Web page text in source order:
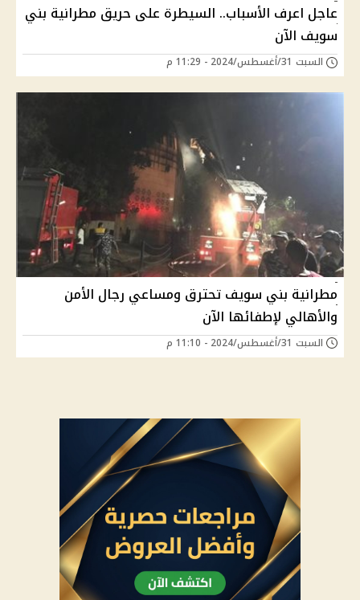
عاجل اعرف الأسباب.. السيطرة على حريق مطرانية بني
سويف الآن
السبت 31/أغسطس/2024 - 11:29 م
مطرانية بني سويف تحترق ومساعي رجال الأمن
والأهالي لإطفائها الآن
السبت 31/أغسطس/2024 - 11:10 م